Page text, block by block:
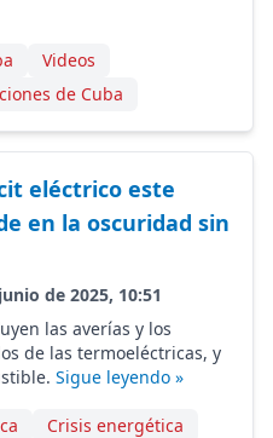
Videos
de Cuba
eléctrico este
en la oscuridad sin
de 2025, 10:51
las averías y los
de las termoeléctricas, y
Sigue leyendo »
Crisis energética